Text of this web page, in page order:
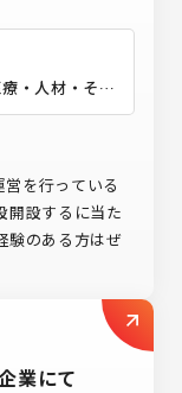
・人材・その
を行っている
開設するに当た
験のある方はぜ
業にて